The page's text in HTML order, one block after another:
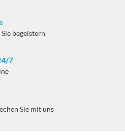
begeistern
7
Sie mit uns